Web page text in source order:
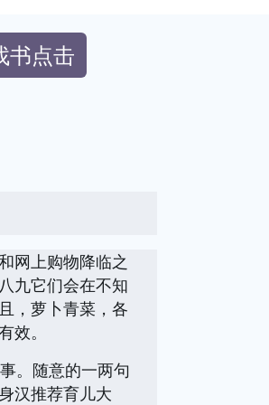
书点击
网上购物降临之
九它们会在不知
，萝卜青菜，各
。
。随意的一两句
汉推荐育儿大